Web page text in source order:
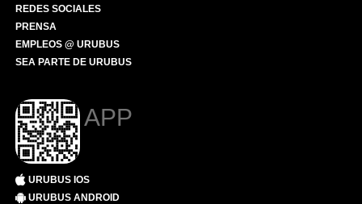
REDES SOCIALES
PRENSA
EMPLEOS @ URUBUS
SEA PARTE DE URUBUS
APP
URUBUS IOS
URUBUS ANDROID